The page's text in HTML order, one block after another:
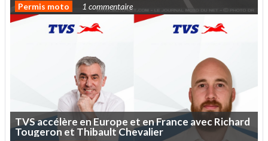
Permis moto 1 commentaire
TVSaccélère enEurope et enFrance avecRichard
Tougeron et Thibault Chevalier